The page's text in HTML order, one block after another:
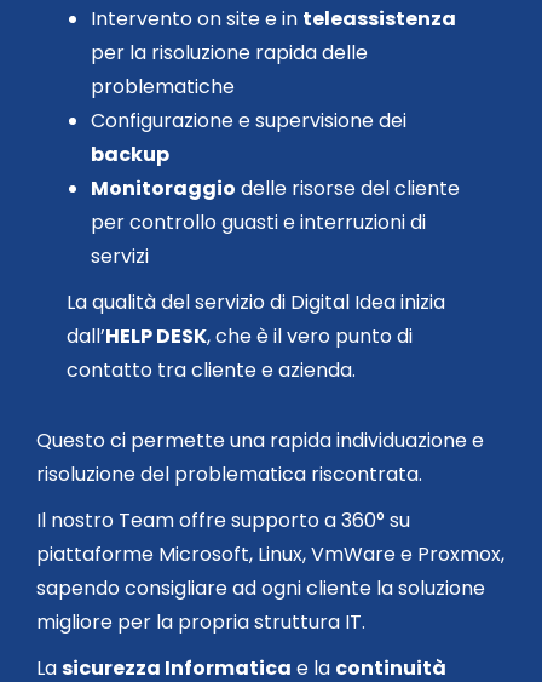
Intervento on site e in teleassistenza
per la risoluzione rapida delle
problematiche
Configurazione e supervisione dei
backup
Monitoraggio delle risorse del cliente
per controllo guasti e interruzioni di
servizi
La qualità del servizio di Digital Idea inizia
dall’HELP DESK, che è il vero punto di
contatto tra cliente e azienda.
Questo ci permette una rapida individuazione e
risoluzione del problematica riscontrata.
Il nostro Team offre supporto a 360° su
piattaforme Microsoft, Linux, VmWare e Proxmox,
sapendo consigliare ad ogni cliente la soluzione
migliore per la propria struttura IT.
Lasicurezza Informatica e la continuità